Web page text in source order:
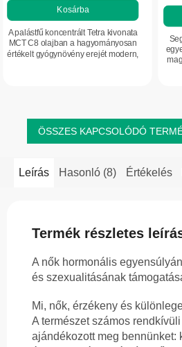
Kosárba
A palástfű koncentrált Tetra kivonata
MCT C8 olajban a hagyományosan
értékelt gyógynövény erejét modern,
ÖSSZES KAPCSOLÓDÓ
Leírás Hasonló (8) Értékelés
Termék részletes
A nők hormonális
és szexualitásának
Mi, nők, érzékeny és
A természet számos
ajándékozott meg bennünket: